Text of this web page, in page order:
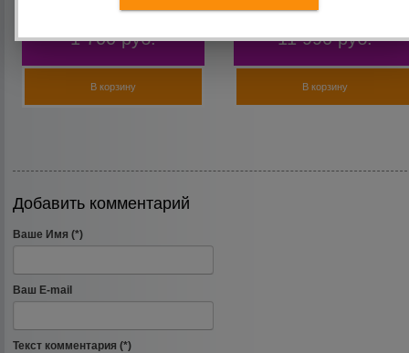
1 700 руб.
В корзину
11 990 руб.
В корзину
Добавить комментарий
Ваше Имя (*)
Ваш E-mail
Текст комментария (*)